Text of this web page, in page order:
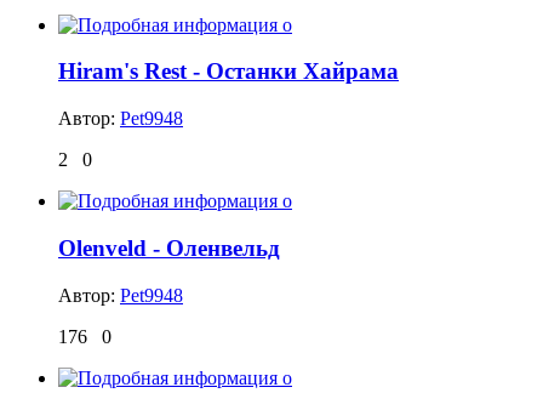
Hiram's Rest - Останки Хайрама
Автор: Pet9948
2
0
Olenveld - Оленвельд
Автор: Pet9948
176
0